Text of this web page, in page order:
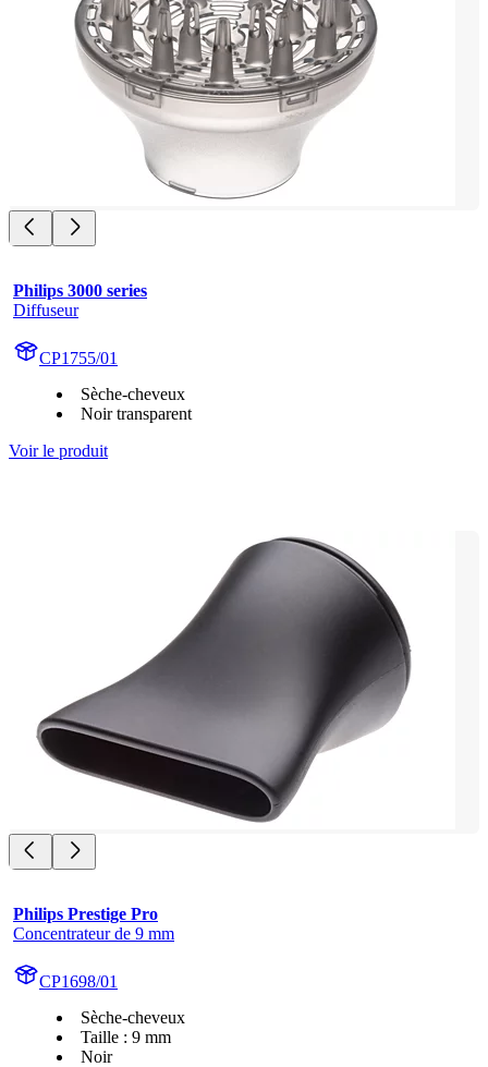
Philips 3000 series
Diffuseur
CP1755/01
Sèche-cheveux
Noir transparent
Voir le produit
Philips Prestige Pro
Concentrateur de 9 mm
CP1698/01
Sèche-cheveux
Taille : 9 mm
Noir